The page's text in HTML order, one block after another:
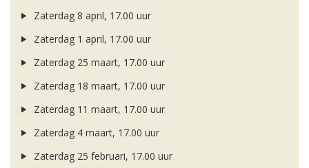
Zaterdag 8 april, 17.00 uur
Zaterdag 1 april, 17.00 uur
Zaterdag 25 maart, 17.00 uur
Zaterdag 18 maart, 17.00 uur
Zaterdag 11 maart, 17.00 uur
Zaterdag 4 maart, 17.00 uur
Zaterdag 25 februari, 17.00 uur